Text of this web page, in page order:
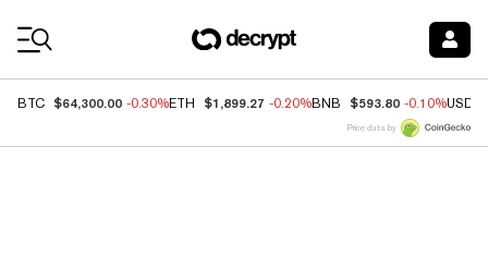
BTC $64,300.00 -0.30%ETH $1,899.27 -0.20%BNB $593.80 -0.10%USDC
Price data by